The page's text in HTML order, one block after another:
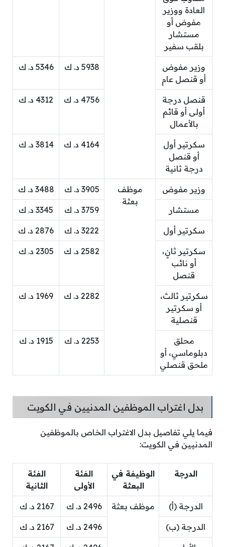
العادة ووزير
مفوض أو
مستشار
بلقب سفير
وزير مفوض
أو قنصل عام
5938 د. ك 5346 د. ك
قنصل درجة
أولى أو قائم
بالأعمال
4756 د. ك 4312 د. ك
سكرتير أول
أو قنصل
درجة ثانية
4164 د. ك 3814 د. ك
وزير مفوض
موظف
بعثة
3905 د. ك 3488 د. ك
مستشار 3759 د. ك 3345 د. ك
سكرتير أول 3222 د. ك 2876 د. ك
سكرتير ثانٍ،
أو نائب
قنصل
2582 د. ك 2305 د. ك
سكرتير ثالث،
أو سكرتير
قنصلية
2282 د. ك 1969 د. ك
محلق
دبلوماسي، أو
ملحق قنصلي
2253 د. ك 1915 د. ك
بدل اغتراب الموظفين المدنيين في الكويت
فيما يلي تفاصيل بدل الاغتراب الخاص بالموظفين
المدنيين في الكويت:
الدرجة
الوظيفة في
البعثة
الفئة
الأولى
الفئة
الثانية
الدرجة (أ) موظف بعثة 2496 د. ك 2167 د. ك
الدرجة (ب) 2496 د. ك 2167 د. ك